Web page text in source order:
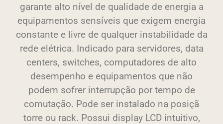
garante alto nível de qualidade de energia a
equipamentos sensíveis que exigem energia
constante e livre de qualquer instabilidade da
rede elétrica. Indicado para servidores, data
centers, switches, computadores de alto
desempenho e equipamentos que não
podem sofrer interrupção por tempo de
comutação. Pode ser instalado na posiçã
torre ou rack. Possui display LCD intuitivo,